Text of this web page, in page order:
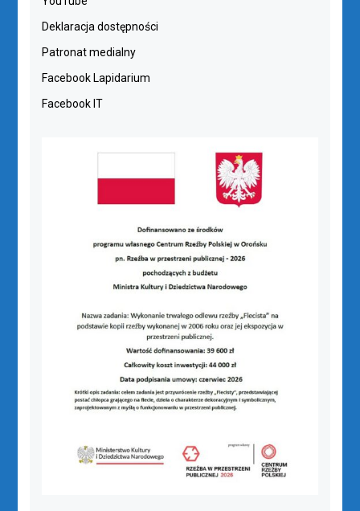
Deklaracja dostępności
Patronat medialny
Facebook Lapidarium
Facebook IT